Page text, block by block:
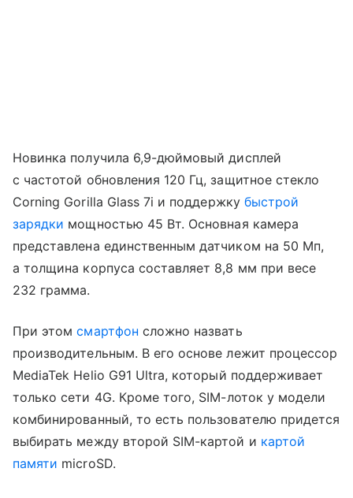
Новинка получила 6,9-дюймовый дисплей
с частотой обновления 120 Гц, защитное стекло
Corning Gorilla Glass 7i и поддержку быстрой
зарядки мощностью 45 Вт. Основная камера
представлена единственным датчиком на 50 Мп,
а толщина корпуса составляет 8,8 мм при весе
232 грамма.
При этомсмартфон сложно назвать
производительным. В его основе лежит процессор
MediaTek Helio G91 Ultra, который поддерживает
только сети 4G. Кроме того, SIM-лоток у модели
комбинированный, то есть пользователю придется
выбирать между второй SIM-картой и картой
памяти microSD.